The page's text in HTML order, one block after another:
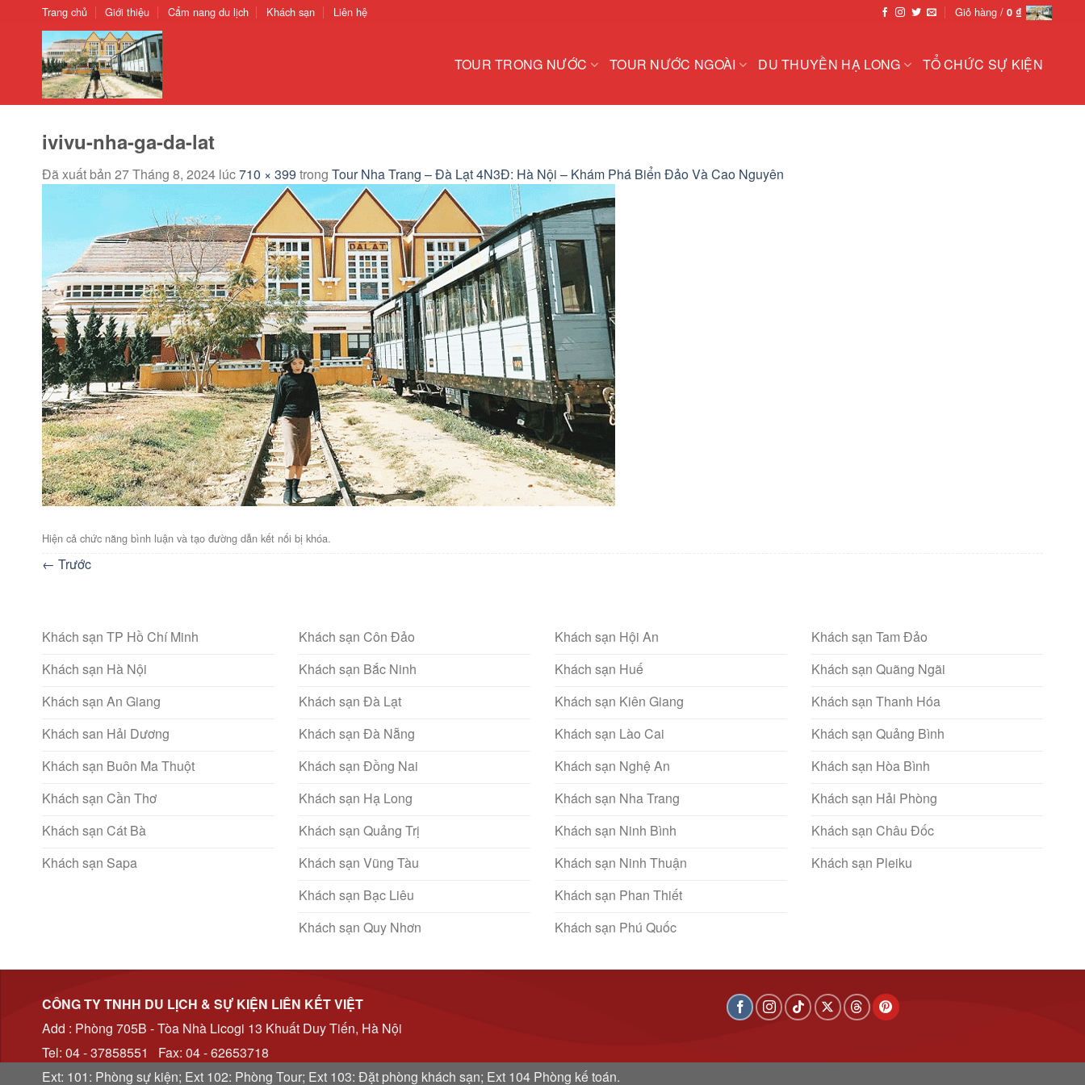
ChuyểnTrang chủ Giới thiệu Cẩm nang du lịch Khách sạn Liên hệ Giỏ hàng / 0 ₫
TOUR TRONG NƯỚC TOUR NƯỚC NGOÀI DU THUYỀN HẠ LONG TỔ CHỨC SỰ KIỆN
ivivu-nha-ga-da-lat
Đã xuất bản 27 Tháng 8, 2024 lúc710 × 399 trong Tour Nha Trang – Đà Lạt 4N3Đ: Hà Nội – Khám Phá Biển Đảo Và Cao Nguyên
Hiện cả chức năng bình luận và tạo đường dẫn kết nối bị khóa.
← Trước
Khách sạn TP Hồ Chí Minh
Khách sạn Hà Nội
Khách sạn An Giang
Khách san Hải Dương
Khách sạn Buôn Ma Thuột
Khách sạn Cần Thơ
Khách sạn Cát Bà
Khách sạn Sapa
Khách sạn Côn Đảo
Khách sạn Bắc Ninh
Khách sạn Đà Lạt
Khách sạn Đà Nẵng
Khách sạn Đồng Nai
Khách sạn Hạ Long
Khách sạn Quảng Trị
Khách sạn Vũng Tàu
Khách sạn Bạc Liêu
Khách sạn Quy Nhơn
Khách sạn Hội An
Khách sạn Huế
Khách sạn Kiên Giang
Khách sạn Lào Cai
Khách sạn Nghệ An
Khách sạn Nha Trang
Khách sạn Ninh Bình
Khách sạn Ninh Thuận
Khách sạn Phan Thiết
Khách sạn Phú Quốc
Khách sạn Tam Đảo
Khách sạn Quãng Ngãi
Khách sạn Thanh Hóa
Khách sạn Quảng Bình
Khách sạn Hòa Bình
Khách sạn Hải Phòng
Khách sạn Châu Đốc
Khách sạn Pleiku
CÔNG TY TNHH DU LỊCH & SỰ KIỆN LIÊN KẾT VIỆT
Add : Phòng 705B - Tòa Nhà Licogi 13 Khuất Duy Tiến, Hà Nội
Tel: 04 - 37858551 Fax: 04 - 62653718
Ext: 101: Phòng sự kiện; Ext 102: Phòng Tour; Ext 103: Đặt phòng khách sạn; Ext 104 Phòng kế toán.